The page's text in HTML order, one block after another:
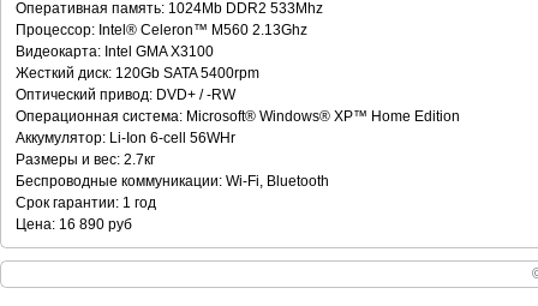
Оперативная память: 1024Mb DDR2 533Mhz
Процессор: Intel® Celeron™ M560 2.13Ghz
Видеокарта: Intel GMA X3100
Жесткий диск: 120Gb SATA 5400rpm
Оптический привод: DVD+ / -RW
Операционная система: Microsoft® Windows® XP™ Home Edition
Аккумулятор: Li-Ion 6-cell 56WHr
Размеры и вес: 2.7кг
Беспроводные коммуникации: Wi-Fi, Bluetooth
Срок гарантии: 1 год
Цена: 16 890 руб